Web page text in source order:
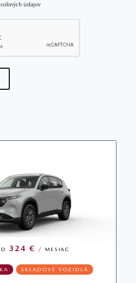
údajov
324 € / MESIAC
SKLADOVÉ VOZIDLÁ